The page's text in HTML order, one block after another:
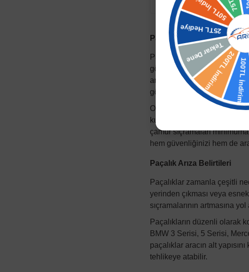
Paçalık Nedir ve Ne İşe
Paçalık, araçların tekerlek
gövdesine ve arka trafiğe
araçları ve yayaları koruma
görmesini önleyerek uzun
Otomobil sahipleri için
kum ve taşların aracın
çamur sıçramaları
hem güvenliğinizi hem de
Paçalık Arıza Belirtileri
Paçalıklar zamanla çeşitli
yerinden çıkması veya
sıçramalarının artmasına
Paçalıkların düzenli olarak
BMW 3 Serisi, 5 Serisi,
paçalıklar aracın alt
tehlikeye atabilir.